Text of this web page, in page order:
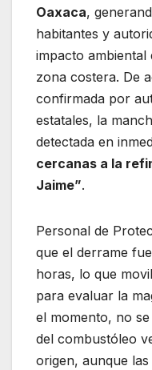
Oaxaca,
habitantes y
impacto
zona costera. De
confirmada por
estatales, la
detectada en
cercanas a la
Jaime”.
Personal de
que el derrame
horas, lo que
para evaluar la
el momento, no
del combustóleo
origen, aunque